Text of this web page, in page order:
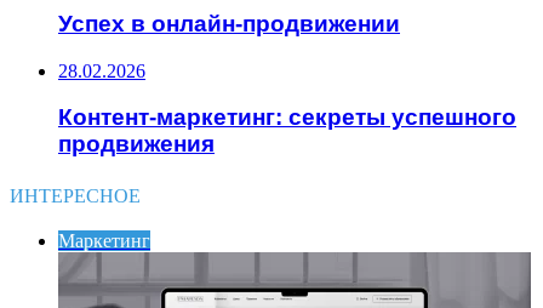
Успех в онлайн-продвижении
28.02.2026
Контент-маркетинг: секреты успешного
продвижения
ИНТЕРЕСНОЕ
Маркетинг